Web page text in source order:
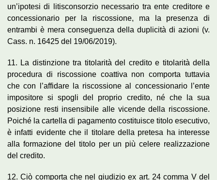
un’ipotesi di litisconsorzio necessario tra ente creditore e
concessionario per la riscossione, ma la presenza di
entrambi è mera conseguenza della duplicità di azioni (v.
Cass. n. 16425 del 19/06/2019).
11. La distinzione tra titolarità del credito e titolarità della
procedura di riscossione coattiva non comporta tuttavia
che con l’affidare la riscossione al concessionario l’ente
impositore si spogli del proprio credito, né che la sua
posizione resti insensibile alle vicende della riscossione.
Poiché la cartella di pagamento costituisce titolo esecutivo,
è infatti evidente che il titolare della pretesa ha interesse
alla formazione del titolo per un più celere realizzazione
del credito.
12. Ciò comporta che nel giudizio ex art. 24 comma V del